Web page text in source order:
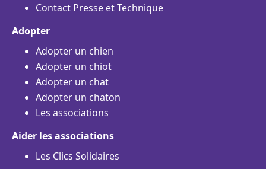
Contact Presse et Technique
Adopter
Adopter un chien
Adopter un chiot
Adopter un chat
Adopter un chaton
Les associations
Aider les associations
Les Clics Solidaires